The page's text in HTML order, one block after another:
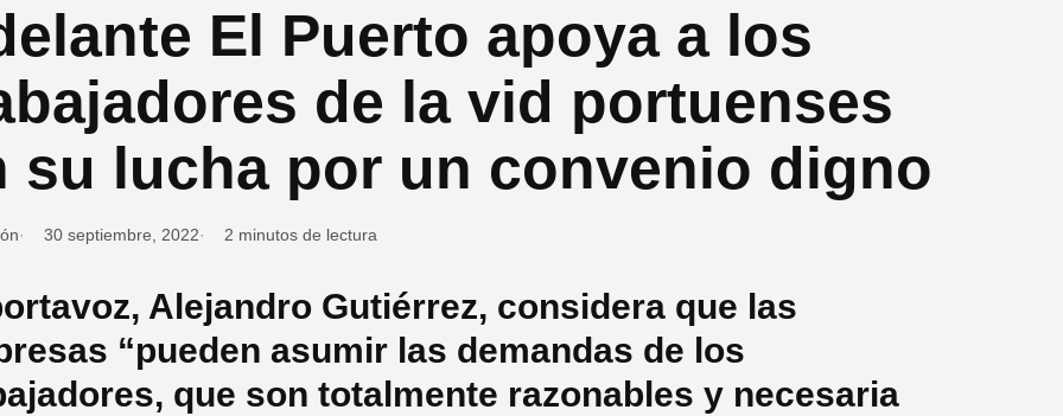
El Puerto apoya a los
de la vid portuenses
su lucha por un convenio digno
30 septiembre, 2022 2 minutos de lectura
Alejandro Gutiérrez, considera que las
“pueden asumir las demandas de los
que son totalmente razonables y necesaria